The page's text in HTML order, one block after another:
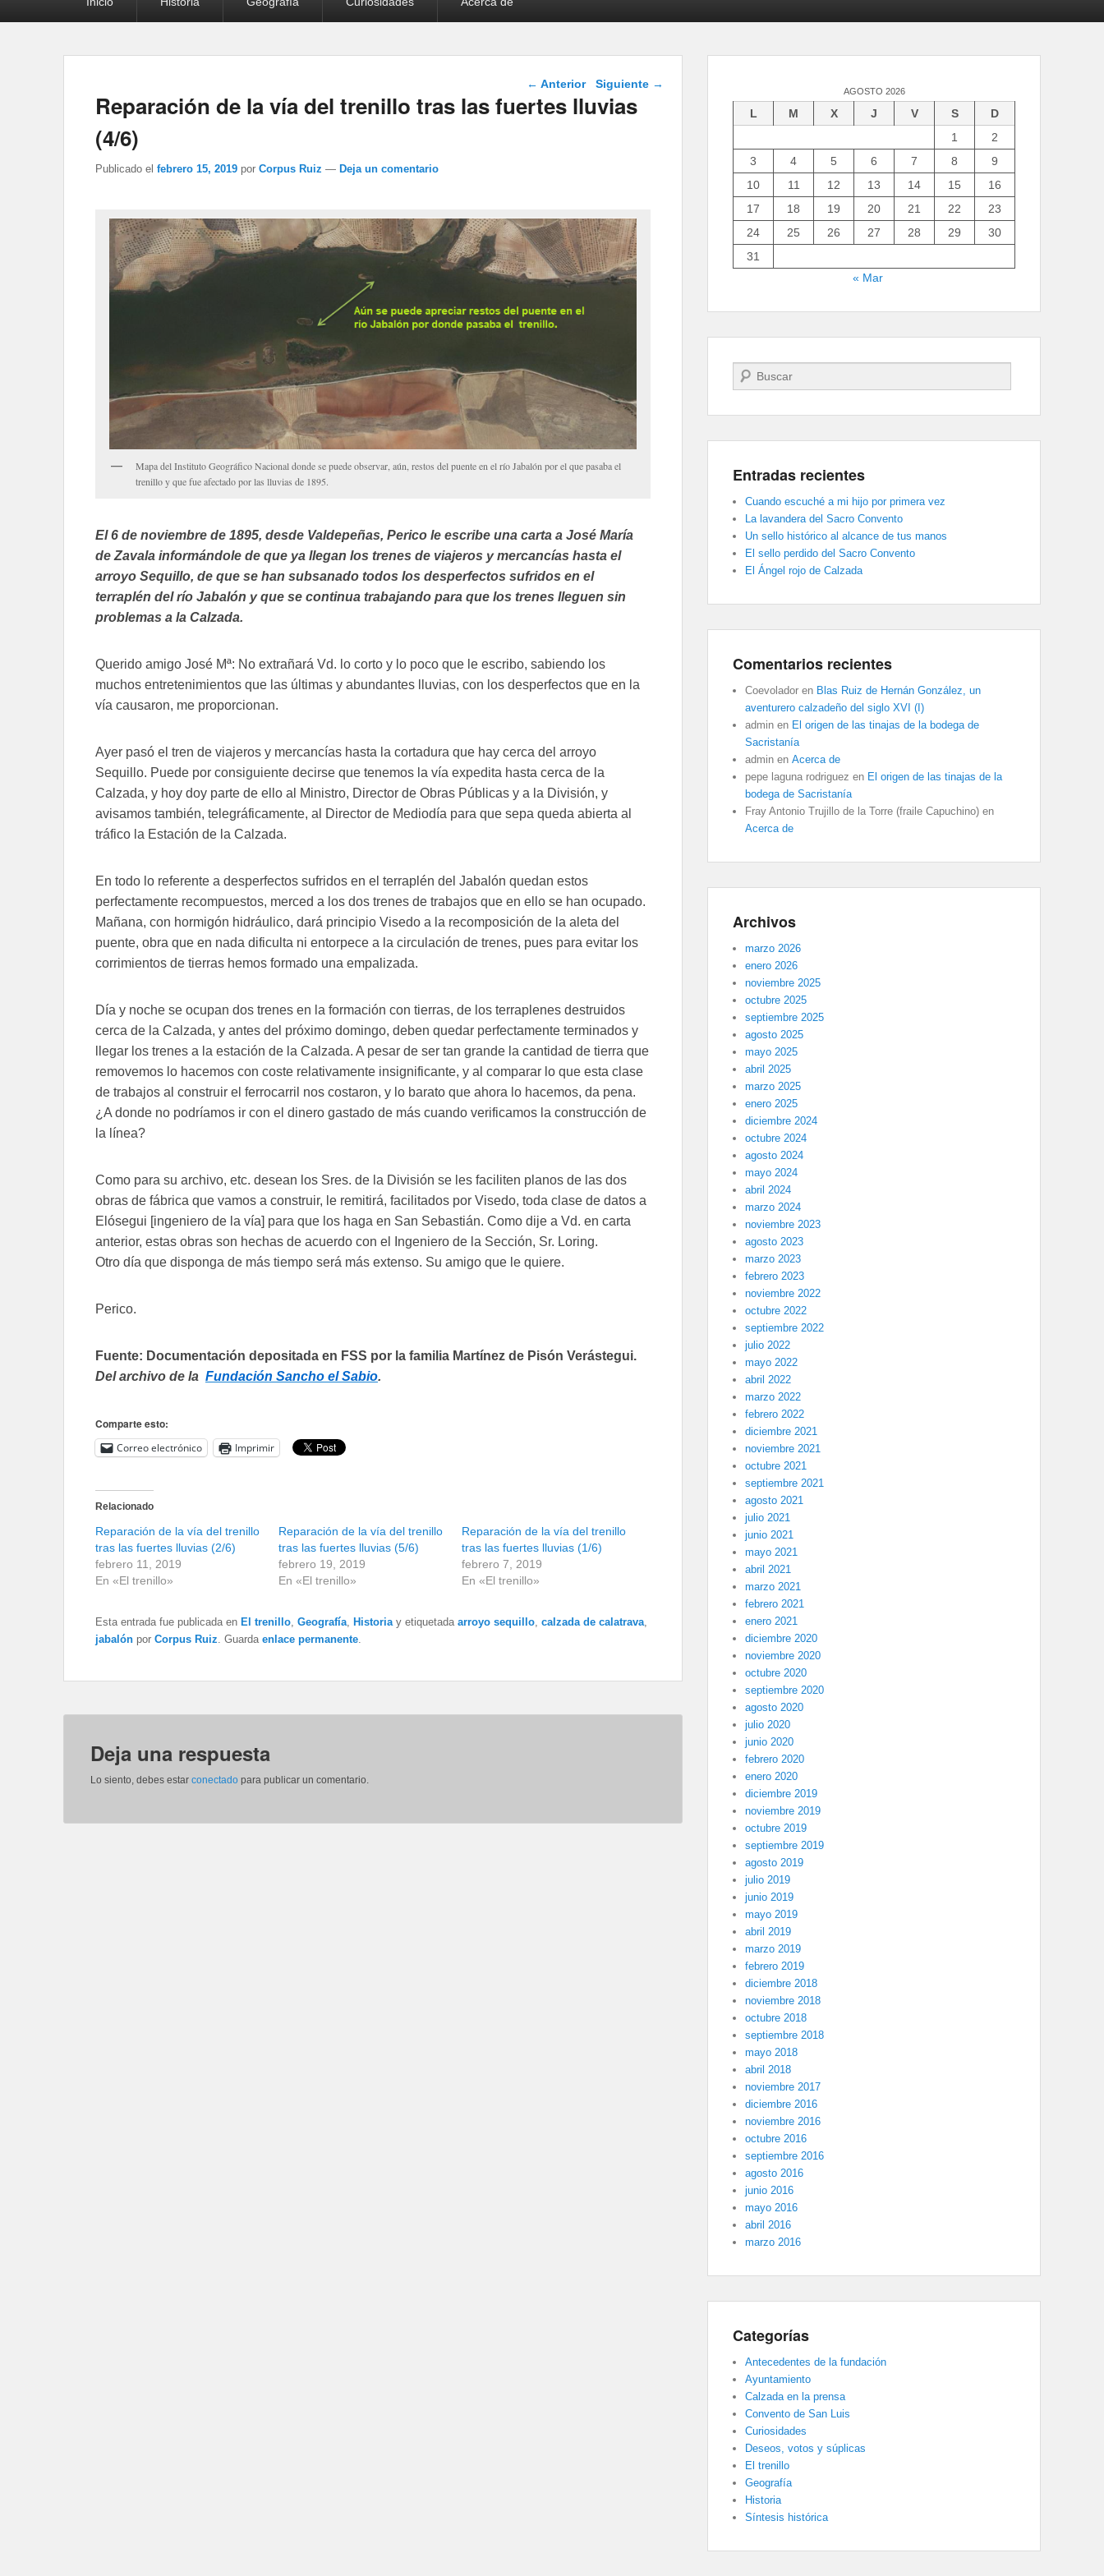
Navegación de
entradas
← Anterior Siguiente →
Reparación de la vía del trenillo tras las fuertes lluvias
(4/6)
Publicado el febrero 15, 2019 por Corpus Ruiz — Deja un comentario
Mapa del Instituto Geográfico Nacional donde se puede observar, aún, restos del puente en el río Jabalón por el que pasaba el
trenillo y que fue afectado por las lluvias de 1895.
El 6 de noviembre de 1895, desde Valdepeñas, Perico le escribe una carta a José María
de Zavala informándole de que ya llegan los trenes de viajeros y mercancías hasta el
arroyo Sequillo, de que se han subsanado todos los desperfectos sufridos en el
terraplén del río Jabalón y que se continua trabajando para que los trenes lleguen sin
problemas a la Calzada.
Querido amigo José Mª: No extrañará Vd. lo corto y lo poco que le escribo, sabiendo los
muchos entretenimientos que las últimas y abundantes lluvias, con los desperfectos que en la
vía causaron, me proporcionan.
Ayer pasó el tren de viajeros y mercancías hasta la cortadura que hay cerca del arroyo
Sequillo. Puede por consiguiente decirse que tenemos la vía expedita hasta cerca de la
Calzada, y hoy doy parte de ello al Ministro, Director de Obras Públicas y a la División, y
avisamos también, telegráficamente, al Director de Mediodía para que sepa queda abierta al
tráfico la Estación de la Calzada.
En todo lo referente a desperfectos sufridos en el terraplén del Jabalón quedan estos
perfectamente recompuestos, merced a los dos trenes de trabajos que en ello se han ocupado.
Mañana, con hormigón hidráulico, dará principio Visedo a la recomposición de la aleta del
puente, obra que en nada dificulta ni entorpece a la circulación de trenes, pues para evitar los
corrimientos de tierras hemos formado una empalizada.
Día y noche se ocupan dos trenes en la formación con tierras, de los terraplenes destruidos
cerca de la Calzada, y antes del próximo domingo, deben quedar perfectamente terminados y
llegar los trenes a la estación de la Calzada. A pesar de ser tan grande la cantidad de tierra que
removemos lo hacemos con coste relativamente insignificante, y al comparar lo que esta clase
de trabajos al construir el ferrocarril nos costaron, y lo barato que ahora lo hacemos, da pena.
¿A donde no podríamos ir con el dinero gastado de más cuando verificamos la construcción de
la línea?
Como para su archivo, etc. desean los Sres. de la División se les faciliten planos de las dos
obras de fábrica que vamos a construir, le remitirá, facilitados por Visedo, toda clase de datos a
Elósegui [ingeniero de la vía] para que los haga en San Sebastián. Como dije a Vd. en carta
anterior, estas obras son hechas de acuerdo con el Ingeniero de la Sección, Sr. Loring.
Otro día que disponga de más tiempo será más extenso. Su amigo que le quiere.
Perico.
Fuente: Documentación depositada en FSS por la familia Martínez de Pisón Verástegui.
Del archivo de la Fundación Sancho el Sabio.
Comparte esto:
Correo electrónico Imprimir
Relacionado
Reparación de la vía del trenillo
tras las fuertes lluvias (2/6)
febrero 11, 2019
En «El trenillo»
Reparación de la vía del trenillo
tras las fuertes lluvias (5/6)
febrero 19, 2019
En «El trenillo»
Reparación de la vía del trenillo
tras las fuertes lluvias (1/6)
febrero 7, 2019
En «El trenillo»
Esta entrada fue publicada en El trenillo Geografía Historia y etiquetada arroyo sequillo calzada de calatrava
jabalón por Corpus Ruiz . Guarda enlace permanente
Deja una respuesta
Lo siento, debes estar conectado para publicar un comentario.
AGOSTO 2026
L M X J V S
D
1
2
3
4 5 6 7 8
9
10
11 12 13 14 15
16
17
18 19 20 21 22
23
24
25 26 27 28 29
30
31
« Mar
Buscar
Entradas recientes
Cuando escuché a mi hijo por primera vez
La lavandera del Sacro Convento
Un sello histórico al alcance de tus manos
El sello perdido del Sacro Convento
El Ángel rojo de Calzada
Comentarios recientes
Coevolador en Blas Ruiz de Hernán González, un
aventurero calzadeño del siglo XVI (I)
admin en El origen de las tinajas de la bodega de
Sacristanía
admin en Acerca de
pepe laguna rodriguez en El origen de las tinajas de la
bodega de Sacristanía
Fray Antonio Trujillo de la Torre (fraile Capuchino) en
Acerca de
Archivos
marzo 2026
enero 2026
noviembre 2025
octubre 2025
septiembre 2025
agosto 2025
mayo 2025
abril 2025
marzo 2025
enero 2025
diciembre 2024
octubre 2024
agosto 2024
mayo 2024
abril 2024
marzo 2024
noviembre 2023
agosto 2023
marzo 2023
febrero 2023
noviembre 2022
octubre 2022
septiembre 2022
julio 2022
mayo 2022
abril 2022
marzo 2022
febrero 2022
diciembre 2021
noviembre 2021
octubre 2021
septiembre 2021
agosto 2021
julio 2021
junio 2021
mayo 2021
abril 2021
marzo 2021
febrero 2021
enero 2021
diciembre 2020
noviembre 2020
octubre 2020
septiembre 2020
agosto 2020
julio 2020
junio 2020
febrero 2020
enero 2020
diciembre 2019
noviembre 2019
octubre 2019
septiembre 2019
agosto 2019
julio 2019
junio 2019
mayo 2019
abril 2019
marzo 2019
febrero 2019
diciembre 2018
noviembre 2018
octubre 2018
septiembre 2018
mayo 2018
abril 2018
noviembre 2017
diciembre 2016
noviembre 2016
octubre 2016
septiembre 2016
agosto 2016
junio 2016
mayo 2016
abril 2016
marzo 2016
Categorías
Antecedentes de la fundación
Ayuntamiento
Calzada en la prensa
Convento de San Luis
Curiosidades
Deseos, votos y súplicas
El trenillo
Geografía
Historia
Síntesis histórica